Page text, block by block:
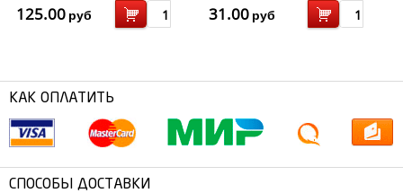
125.00 руб 31.00 руб
КАК ОПЛАТИТЬ
СПОСОБЫ ДОСТАВКИ